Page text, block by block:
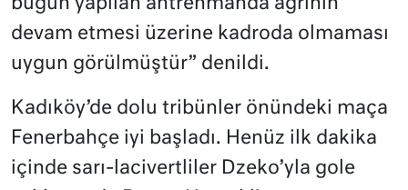
bugün yapılan antrenmanda ağrının
devam etmesi üzerine kadroda olmaması
uygun görülmüştür” denildi.
Kadıköy’de dolu tribünler önündeki maça
Fenerbahçe iyi başladı. Henüz ilk dakika
içinde sarı-lacivertliler Dzeko’yla gole